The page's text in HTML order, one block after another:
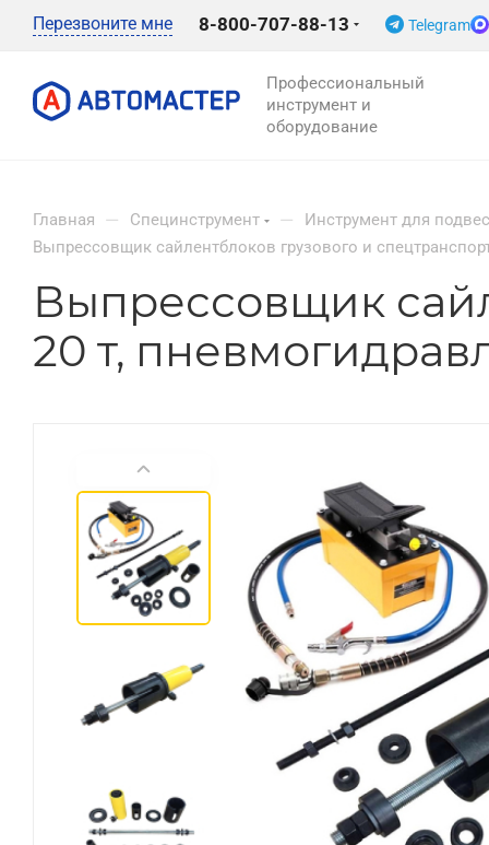
Перезвоните мне 8-800-707-88-13 Telegram
Профессиональный
инструмент и
оборудование
Главная — Специнструмент — Инструмент для
Выпрессовщик сайлентблоков грузового и
Выпрессовщик
20 т,